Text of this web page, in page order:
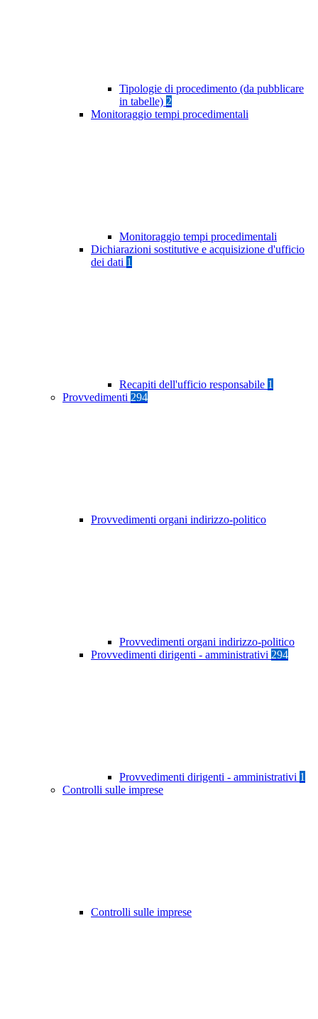
Tipologie di procedimento (da pubblicare
in tabelle) 2
Monitoraggio tempi procedimentali
Monitoraggio tempi procedimentali
Dichiarazioni sostitutive e acquisizione d'ufficio
dei dati 1
Recapiti dell'ufficio responsabile 1
Provvedimenti 294
Provvedimenti organi indirizzo-politico
Provvedimenti organi indirizzo-politico
Provvedimenti dirigenti - amministrativi 294
Provvedimenti dirigenti - amministrativi 1
Controlli sulle imprese
Controlli sulle imprese